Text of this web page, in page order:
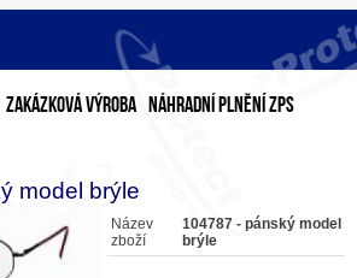
model brýle
Název
zboží
104787 - pánský model
brýle
Zakázková výroba Náhradní plnění ZPS